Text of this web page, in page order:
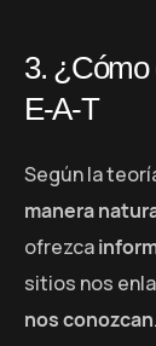
3. ¿Cómo
E-A-T
Según la
manera
ofrezca
sitios nos
nos conozcan.